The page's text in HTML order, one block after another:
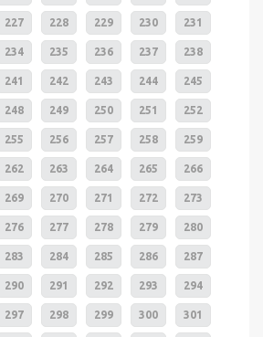
227 228 229 230 231
234 235 236 237 238
241 242 243 244 245
248 249 250 251 252
255 256 257 258 259
262 263 264 265 266
269 270 271 272 273
276 277 278 279 280
283 284 285 286 287
290 291 292 293 294
297 298 299 300 301